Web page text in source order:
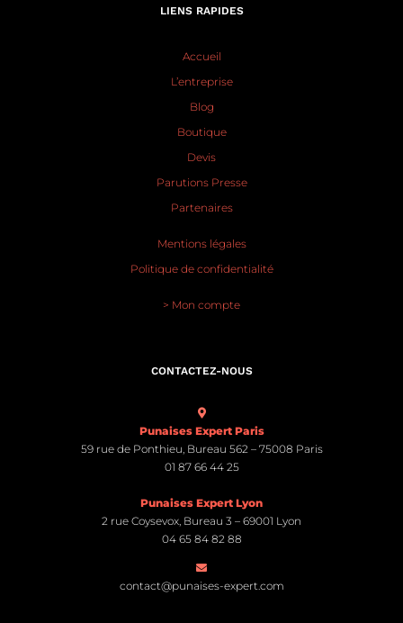
LIENS RAPIDES
Accueil
L’entreprise
Blog
Boutique
Devis
Parutions Presse
Partenaires
Mentions légales
Politique de confidentialité
> Mon compte
CONTACTEZ-NOUS
Punaises Expert Paris
59 rue de Ponthieu, Bureau 562 – 75008 Paris
01 87 66 44 25
Punaises Expert Lyon
2 rue Coysevox, Bureau 3 – 69001 Lyon
04 65 84 82 88
contact@punaises-expert.com